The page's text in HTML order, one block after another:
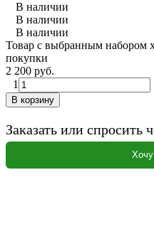
В наличии
В наличии
В наличии
Товар с выбранным набором
покупки
2 200 руб.
1
В корзину
Заказать или спросить